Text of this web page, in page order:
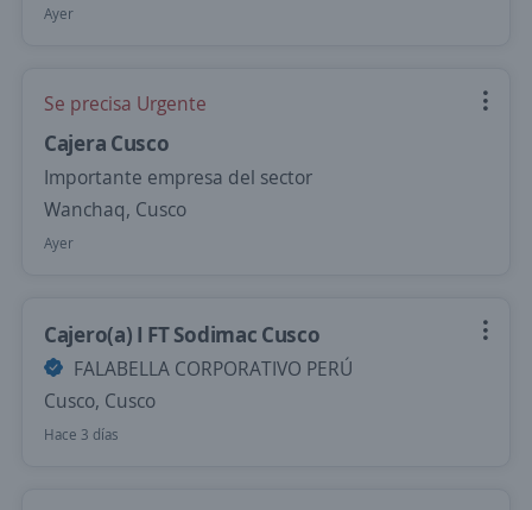
Ayer
Se precisa Urgente
Cajera Cusco
Importante empresa del sector
Wanchaq, Cusco
Ayer
Cajero(a) I FT Sodimac Cusco
FALABELLA CORPORATIVO PERÚ
Cusco, Cusco
Hace 3 días